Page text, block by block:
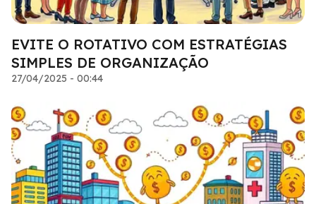
EVITE O ROTATIVO COM ESTRATÉGIAS
SIMPLES DE ORGANIZAÇÃO
27/04/2025 - 00:44